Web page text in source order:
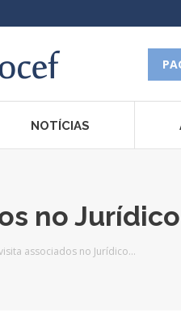
NOTÍCIAS
no
associados no Jurídico…